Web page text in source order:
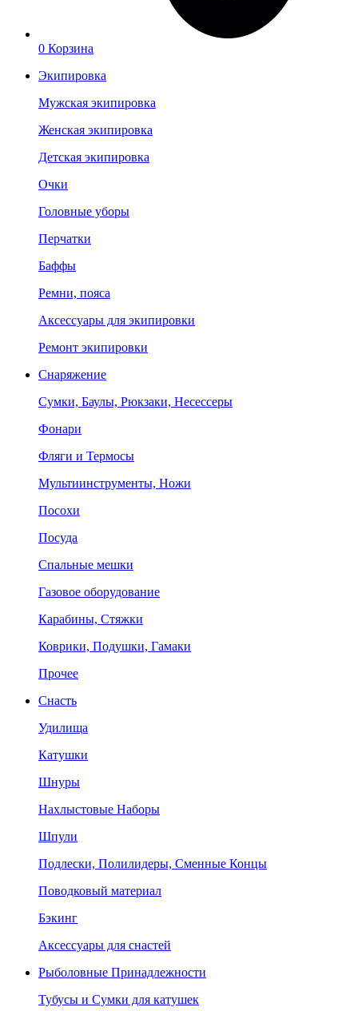
0 Корзина
Экипировка
Мужская экипировка
Женская экипировка
Детская экипировка
Очки
Головные уборы
Перчатки
Баффы
Ремни, пояса
Аксессуары для экипировки
Ремонт экипировки
Снаряжение
Сумки, Баулы, Рюкзаки, Несессеры
Фонари
Фляги и Термосы
Мультиинструменты, Ножи
Посохи
Посуда
Спальные мешки
Газовое оборудование
Карабины, Стяжки
Коврики, Подушки, Гамаки
Прочее
Снасть
Удилища
Катушки
Шнуры
Нахлыстовые Наборы
Шпули
Подлески, Полилидеры, Сменные Концы
Поводковый материал
Бэкинг
Аксессуары для снастей
Рыболовные Принадлежности
Тубусы и Сумки для катушек